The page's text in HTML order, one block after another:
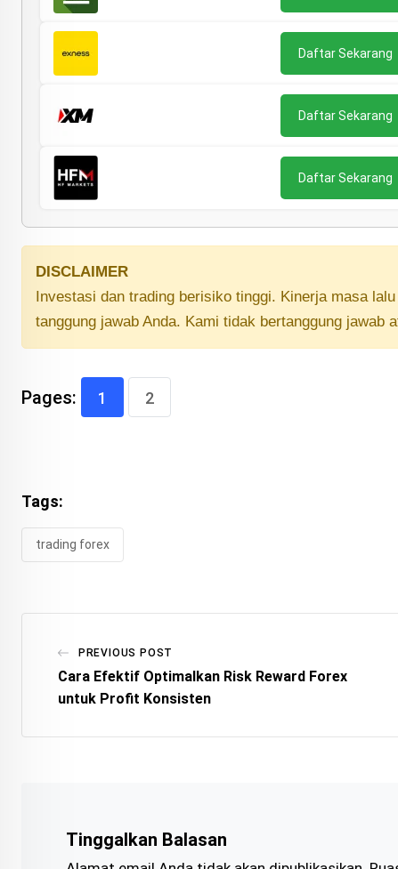
Daftar Sekarang
Daftar Sekarang
Daftar Sekarang
DISCLAIMER
Investasi dan trading berisiko tinggi. Kinerja masa
tanggung jawab Anda. Kami tidak bertanggung jawab
Pages: 1 2
Tags:
trading forex
PREVIOUS POST
Cara Efektif Optimalkan Risk Reward Forex
untuk Profit Konsisten
Tinggalkan Balasan